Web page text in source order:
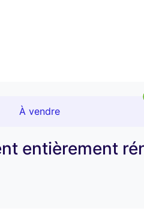
À vendre
entièrement